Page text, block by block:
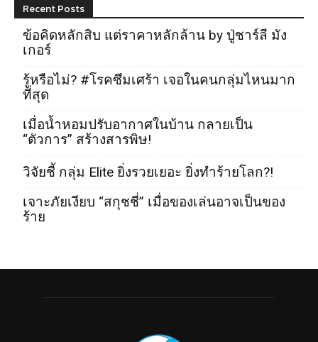
Recent Posts
ข้อคิดหลักสิบ แต่ราคาหลักล้าน by ปู่ชาร์ลี มัง
เกอร์
รู้หรือไม่? #โรคซึมเศร้า เจอในคนกลุ่มไหนมาก
ที่สุด
เมื่อน้ำหอมปรับอากาศในบ้าน กลายเป็น
“ตัวการ” สร้างสารพิษ!
วิจัยชี้ กลุ่ม Elite ยิ่งรวยเยอะ ยิ่งทำร้ายโลก?!
เจาะภัยเงียบ “สกุชชี่” เมื่อของเล่นอาจเป็นของ
ร้าย